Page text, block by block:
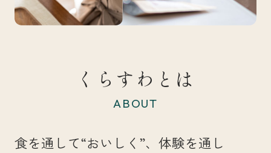
くらすわとは
ABOUT
食を通して“おいしく”、体験を通し